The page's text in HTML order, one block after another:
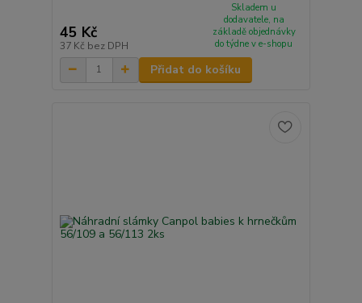
45 Kč
37 Kč bez DPH
Skladem u
dodavatele, na
základě objednávky
do týdne v e-shopu
Přidat do košíku